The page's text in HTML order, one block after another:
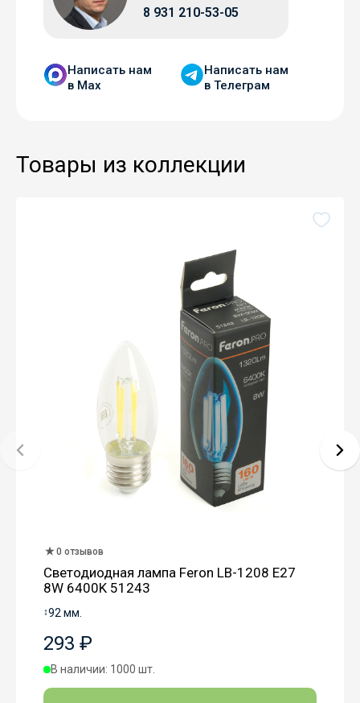
8 931 210-53-05
Написать нам
в Мax
Написать нам
в Телеграм
Товары из коллекции
0 отзывов
Светодиодная лампа Feron LB-1208 E27
8W 6400K 51243
↕92 мм.
293 ₽
В наличии: 1000 шт.